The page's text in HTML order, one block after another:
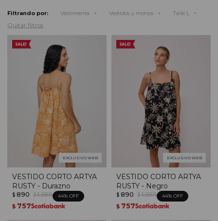
Filtrando por: Vestimenta Vestidos y monos Talle L
Quitar filtros
EXCLUSIVO WEB
VESTIDO CORTO ARTYA
RUSTY - Durazno
$ 890 $ 1.590 44
$ 757
EXCLUSIVO WEB
VESTIDO CORTO ARTYA
RUSTY - Negro
$ 890 $ 1.590 44
$ 757